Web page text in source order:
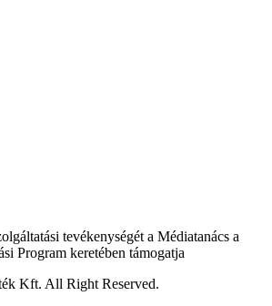
tevékenységét a Médiatanács a
Program keretében támogatja
Kft. All Right Reserved.